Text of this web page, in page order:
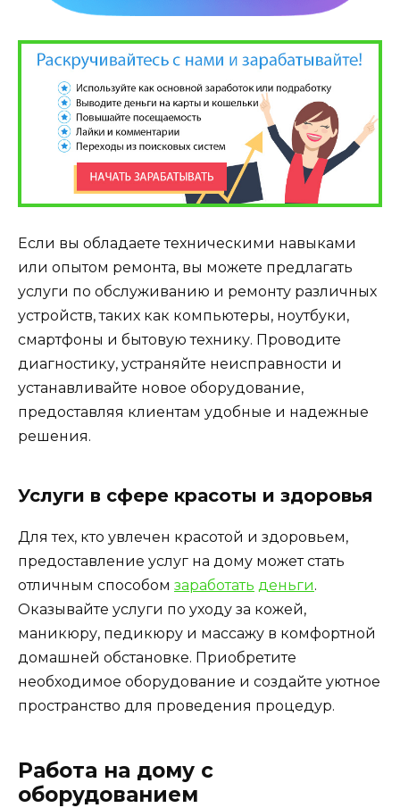
Если вы обладаете техническими навыками
или опытом ремонта, вы можете предлагать
услуги по обслуживанию и ремонту различных
устройств, таких как компьютеры, ноутбуки,
смартфоны и бытовую технику. Проводите
диагностику, устраняйте неисправности и
устанавливайте новое оборудование,
предоставляя клиентам удобные и надежные
решения.
Услуги в сфере красоты и здоровья
Для тех, кто увлечен красотой и здоровьем,
предоставление услуг на дому может стать
отличным способом заработать деньги.
Оказывайте услуги по уходу за кожей,
маникюру, педикюру и массажу в комфортной
домашней обстановке. Приобретите
необходимое оборудование и создайте уютное
пространство для проведения процедур.
Работа на дому с
оборудованием